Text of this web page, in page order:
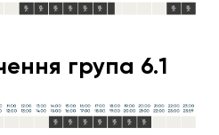
група 6.1